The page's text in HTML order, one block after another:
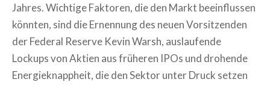
Jahres. Wichtige Faktoren, die den Markt beeinflussen
könnten, sind die Ernennung des neuen Vorsitzenden
der Federal Reserve Kevin Warsh, auslaufende
Lockups von Aktien aus früheren IPOs und drohende
Energieknappheit, die den Sektor unter Druck setzen